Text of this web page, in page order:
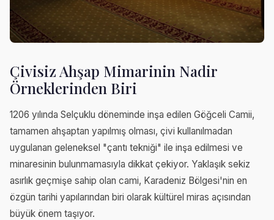
Çivisiz Ahşap Mimarinin Nadir
Örneklerinden Biri
1206 yılında Selçuklu döneminde inşa edilen Göğceli Camii,
tamamen ahşaptan yapılmış olması, çivi kullanılmadan
uygulanan geleneksel "çantı tekniği" ile inşa edilmesi ve
minaresinin bulunmamasıyla dikkat çekiyor. Yaklaşık sekiz
asırlık geçmişe sahip olan cami, Karadeniz Bölgesi'nin en
özgün tarihi yapılarından biri olarak kültürel miras açısından
büyük önem taşıyor.